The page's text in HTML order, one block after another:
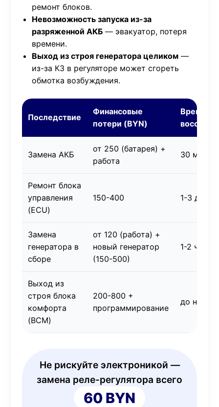
ремонт блоков.
Невозможность запуска из-за
разряженной АКБ — эвакуатор, потеря
времени.
Выход из строя генератора целиком —
из-за КЗ в регуляторе может сгореть
обмотка возбуждения.
Последствие
Финансовые
потери (BYN)
Время
Замена АКБ
от 250 (батарея) +
работа
30 мин
Ремонт блока
управления
(ECU)
150-400 1-3 дня
Замена
генератора в
сборе
от 120 (работа) +
новый генератор
(150-500)
1-2 часа
Выход из
строя блока
комфорта
(BCM)
200-800 +
программирование
до
Не рискуйте электроникой —
замена реле-регулятора всего
60 BYN